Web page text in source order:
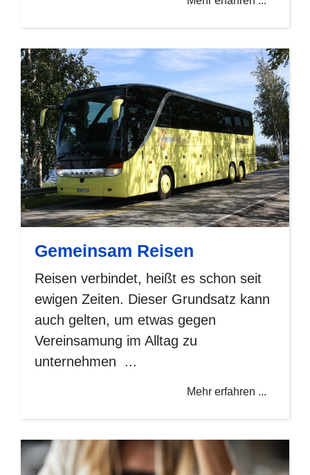
Gemeinsam Reisen
Reisen verbindet, heißt es schon seit
ewigen Zeiten. Dieser Grundsatz kann
auch gelten, um etwas gegen
Vereinsamung im Alltag zu
unternehmen ...
Mehr erfahren ...